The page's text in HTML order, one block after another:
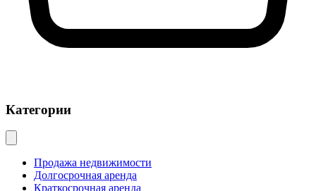
Категории
Продажа недвижимости
Долгосрочная аренда
Краткосрочная аренда